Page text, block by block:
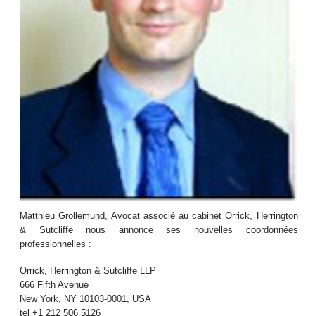
Matthieu Grollemund, Avocat associé au cabinet Orrick, Herrington
& Sutcliffe nous annonce ses nouvelles coordonnées
professionnelles :
Orrick, Herrington & Sutcliffe LLP
666 Fifth Avenue
New York, NY 10103-0001, USA
tel +1 212 506 5126